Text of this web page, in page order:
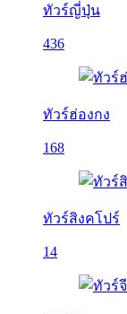
ทัวร์ญี่ปุ่น
436
ทัวร์ฮ่องกง
168
ทัวร์สิงคโปร์
14